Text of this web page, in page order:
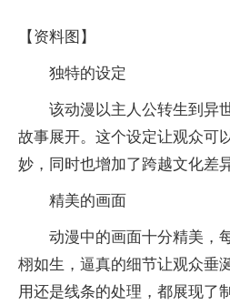
【资料图】
独特的设定
该动漫以主人公转生到异
故事展开。这个设定让观众可
妙，同时也增加了跨越文化差
精美的画面
动漫中的画面十分精美，
栩如生，逼真的细节让观众垂
用还是线条的处理，都展现了